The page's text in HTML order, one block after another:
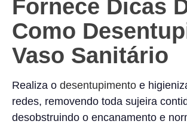
Fornece Dicas
Como
Vaso Sanitário
Realiza o desentupimento e
redes, removendo toda sujeira
desobstruindo o encanamento e